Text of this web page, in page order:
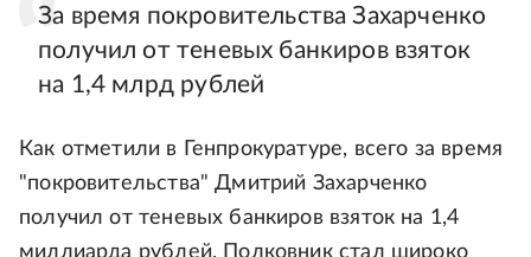
За время покровительства Захарченко
получил от теневых банкиров взяток
на 1,4 млрд рублей
Как отметили в Генпрокуратуре, всего за время
"покровительства" Дмитрий Захарченко
получил от теневых банкиров взяток на 1,4
миллиарда рублей. Полковник стал широко